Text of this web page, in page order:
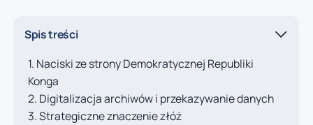
Spis treści
Naciski ze strony Demokratycznej Republiki
Konga
Digitalizacja archiwów i przekazywanie danych
Strategiczne znaczenie złóż